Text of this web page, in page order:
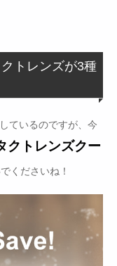
トレンズが3種
ているのですが、今
クトレンズクー
くださいね！